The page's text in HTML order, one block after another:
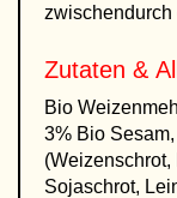
zwischendurch
Zutaten &
Bio
3% Bio
Sojaschrot,